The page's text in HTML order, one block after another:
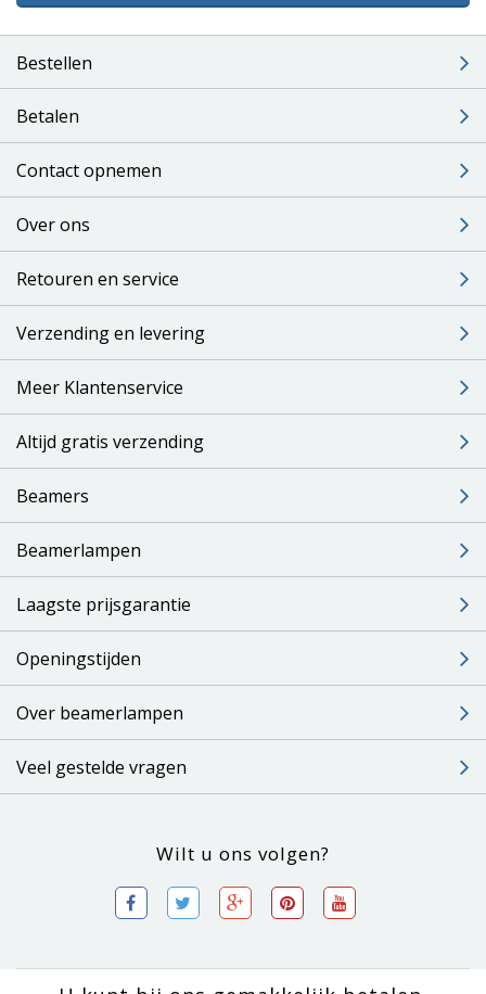
Bestellen
Betalen
Contact opnemen
Over ons
Retouren en service
Verzending en levering
Meer Klantenservice
Altijd gratis verzending
Beamers
Beamerlampen
Laagste prijsgarantie
Openingstijden
Over beamerlampen
Veel gestelde vragen
Wilt u ons volgen?